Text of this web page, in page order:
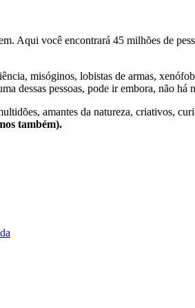
Aqui você encontrará 45 milhões de
misóginos, lobistas de armas,
dessas pessoas, pode ir embora, não há
amantes da natureza, criativos,
também).